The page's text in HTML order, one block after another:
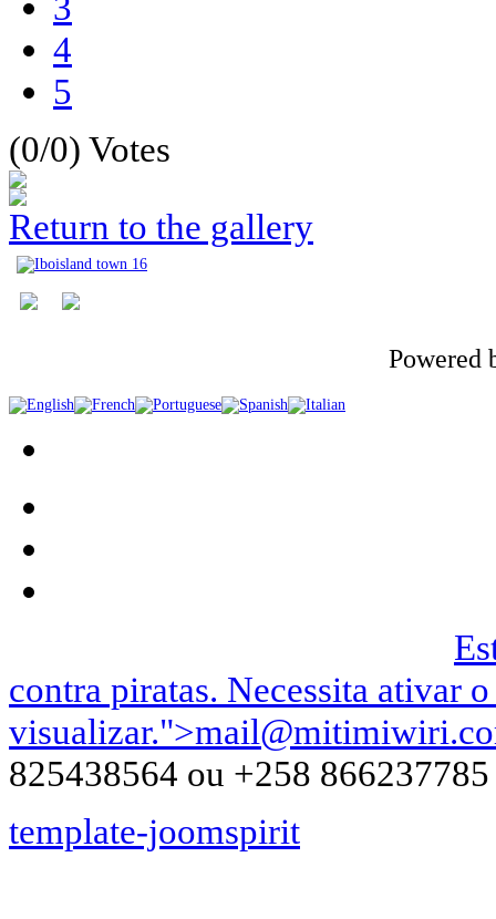
4
5
(0/0) Votes
Return to the gallery
Powered
contra piratas. Necessita ativar
visualizar.">
825438564 ou +258 866237785
template-joomspirit